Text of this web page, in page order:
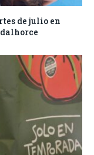
de julio en